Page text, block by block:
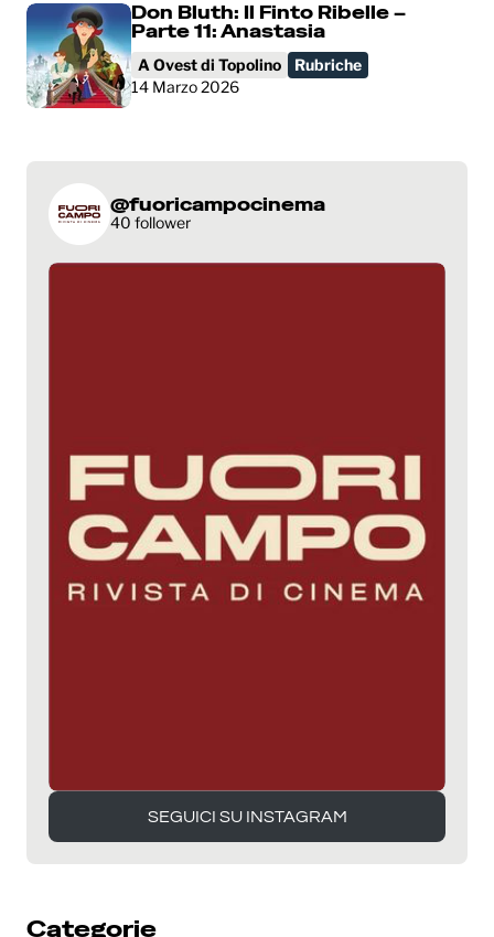
Don Bluth: Il Finto Ribelle –
Parte 11: Anastasia
A Ovest di Topolino
Rubriche
14 Marzo 2026
@fuoricampocinema
40 follower
SEGUICI SU INSTAGRAM
SEGUICI SU INSTAGRAM
Categorie